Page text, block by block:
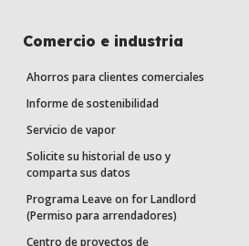
Comercio e industria
Ahorros para clientes comerciales
Informe de sostenibilidad
Servicio de vapor
Solicite su historial de uso y
comparta sus datos
Programa Leave on for Landlord
(Permiso para arrendadores)
Centro de proyectos de